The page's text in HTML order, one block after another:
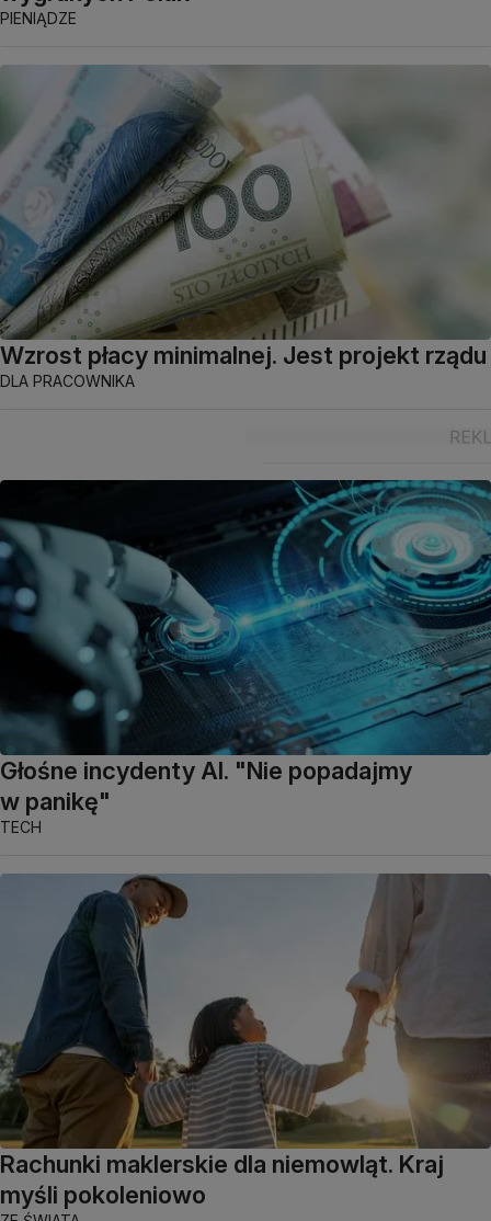
PIENIĄDZE
Wzrost płacy minimalnej. Jest projekt rządu
DLA PRACOWNIKA
Głośne incydenty AI. "Nie popadajmy
w panikę"
TECH
Rachunki maklerskie dla niemowląt. Kraj
myśli pokoleniowo